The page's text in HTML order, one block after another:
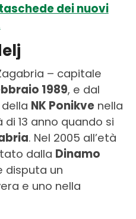
dei nuovi
– capitale
1989, e dal
NK Ponikvenella
13 anno quando si
. Nel 2005 all’età
dalla Dinamo
disputa un
e uno nella